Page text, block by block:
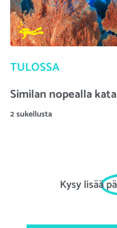
TULOSSA
Similan nopealla
2 sukellusta
Kysy lisää